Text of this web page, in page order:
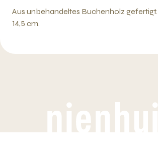
Aus unbehandeltes Buchenholz
14,5 cm.